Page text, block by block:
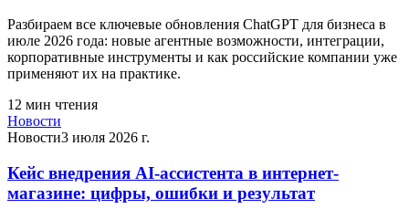
Разбираем все ключевые обновления ChatGPT для бизнеса в
июле 2026 года: новые агентные возможности, интеграции,
корпоративные инструменты и как российские компании уже
применяют их на практике.
12 мин чтения
Новости
Новости3 июля 2026 г.
Кейс внедрения AI-ассистента в интернет-
магазине: цифры, ошибки и результат